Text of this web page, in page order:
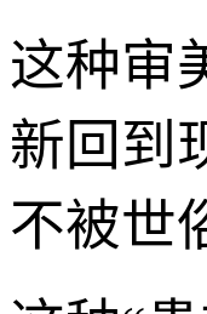
这种审
新回到
不被世